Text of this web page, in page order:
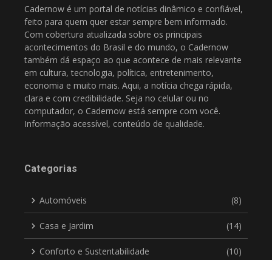
Cadernow é um portal de notícias dinâmico e confiável,
feito para quem quer estar sempre bem informado.
Com cobertura atualizada sobre os principais
acontecimentos do Brasil e do mundo, o Cadernow
também dá espaço ao que acontece de mais relevante
em cultura, tecnologia, política, entretenimento,
economia e muito mais. Aqui, a notícia chega rápida,
clara e com credibilidade. Seja no celular ou no
computador, o Cadernow está sempre com você.
Informação acessível, conteúdo de qualidade.
Categorias
Automóveis (8)
Casa e Jardim (14)
Conforto e Sustentabilidade (10)